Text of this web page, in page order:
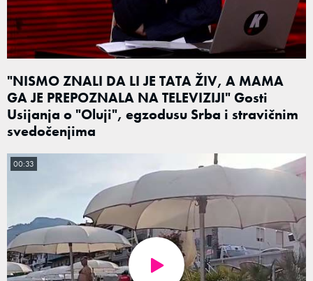
"NISMO ZNALI DA LI JE TATA ŽIV, A MAMA
GA JE PREPOZNALA NA TELEVIZIJI" Gosti
Usijanja o "Oluji", egzodusu Srba i stravičnim
svedočenjima
00:33